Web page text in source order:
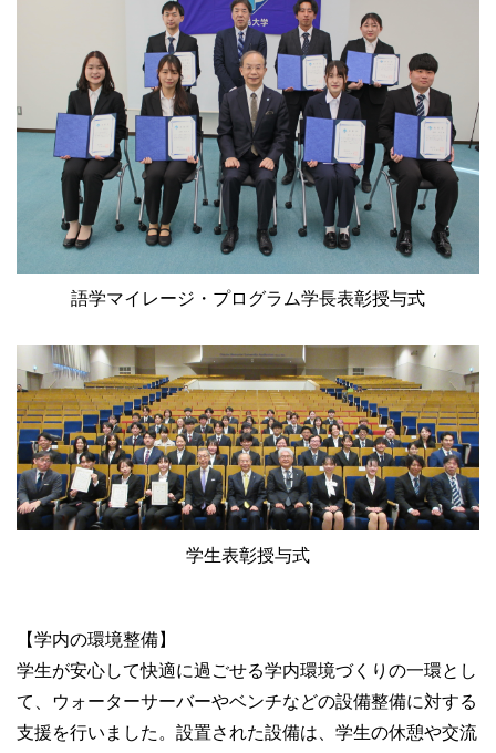
語学マイレージ・プログラム学長表彰授与式
学生表彰授与式
【学内の環境整備】
学生が安心して快適に過ごせる学内環境づくりの一環とし
て、ウォーターサーバーやベンチなどの設備整備に対する
支援を行いました。設置された設備は、学生の休憩や交流